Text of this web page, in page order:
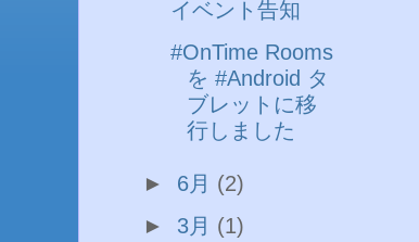
イベント告知
#OnTime Rooms
を #Android タ
ブレットに移
行しました
► 6月 (2)
► 3月 (1)